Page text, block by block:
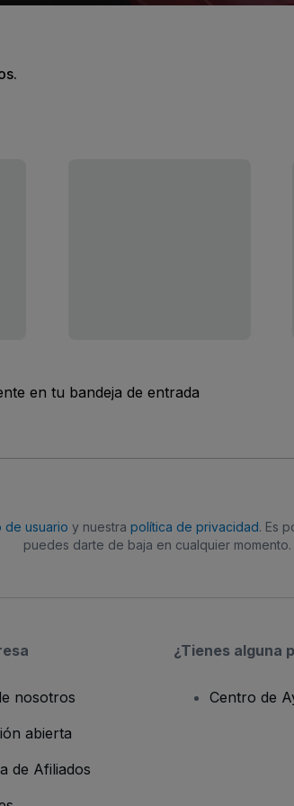
en tu bandeja de entrada
de usuario y nuestra política de privacidad. Es
puedes darte de baja en cualquier momento.
nosotros
abierta
de Afiliados
¿Tienes alguna
Centro de